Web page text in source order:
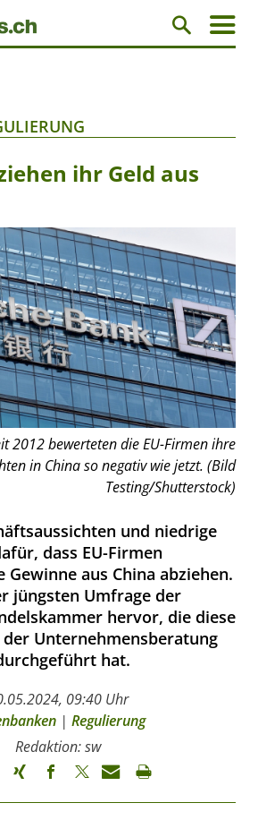
ihr Geld aus
2012 bewerteten die EU-Firmen ihre
in China so negativ wie jetzt. (Bild
Testing/Shutterstock)
und niedrige
dass EU-Firmen
aus China abziehen.
jüngsten Umfrage der
hervor, die diese
Unternehmensberatung
hat.
09:40 Uhr
| Regulierung
Redaktion: sw